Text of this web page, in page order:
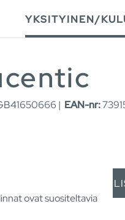
YKSITYINEN/
| EAN-nr:
ovat suositeltavia